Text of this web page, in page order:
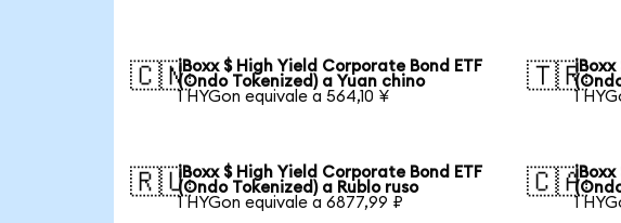
🇨🇳iBoxx $ High Yield Corporate Bond ETF
(Ondo Tokenized) a Yuan chino
1 HYGon equivale a 564,10 ¥
🇹🇷iBoxx
1
🇷🇺iBoxx $ High Yield Corporate Bond ETF
(Ondo Tokenized) a Rublo ruso
1 HYGon equivale a 6877,99 ₽
🇨🇦iBoxx
1